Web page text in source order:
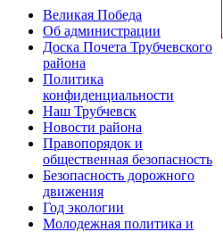
Великая Победа
Об администрации
Доска Почета Трубчевского
района
Политика
конфиденциальности
Наш Трубчевск
Новости района
Правопорядок и
общественная безопасность
Безопасность дорожного
движения
Год экологии
Молодежная политика и